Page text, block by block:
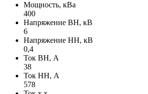
Мощность, кВа
400
Напряжение ВН, кВ
6
Напряжение НН, кВ
0,4
Ток ВН, А
38
Ток НН, А
578